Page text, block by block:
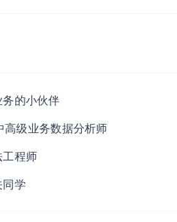
的小伙伴
级业务数据分析师
程师
学